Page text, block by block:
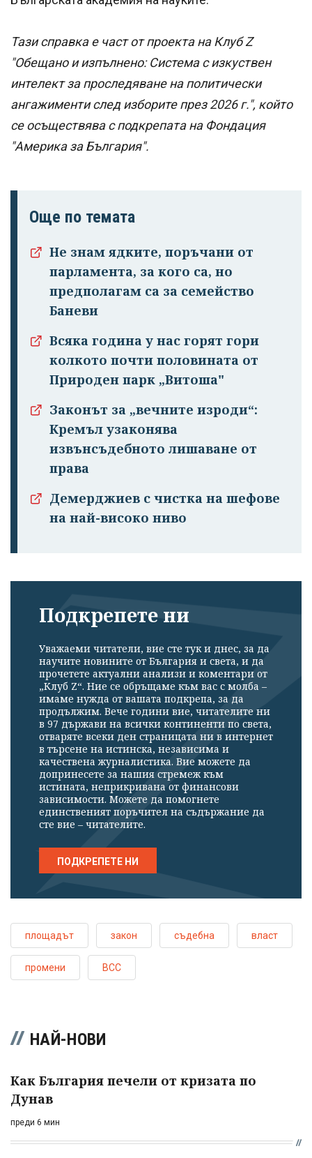
Тази справка е част от проекта на Клуб Z
"Обещано и изпълнено: Система с изкуствен
интелект за проследяване на политически
ангажименти след изборите през 2026 г.", който
се осъществява с подкрепата на Фондация
"Америка за България".
Още по темата
Не знам ядките, поръчани от
парламента, за кого са, но
предполагам са за семейство
Баневи
Всяка година у нас горят гори
колкото почти половината от
Природен парк „Витоша"
Законът за „вечните изроди“:
Кремъл узаконява
извънсъдебното лишаване от
права
Демерджиев с чистка на шефове
на най-високо ниво
Подкрепете ни
Уважаеми читатели, вие сте тук и днес, за да
научите новините от България и света, и да
прочетете актуални анализи и коментари от
„Клуб Z“. Ние се обръщаме към вас с молба –
имаме нужда от вашата подкрепа, за да
продължим. Вече години вие, читателите ни
в 97 държави на всички континенти по света,
отваряте всеки ден страницата ни в интернет
в търсене на истинска, независима и
качествена журналистика. Вие можете да
допринесете за нашия стремеж към
истината, неприкривана от финансови
зависимости. Можете да помогнете
единственият поръчител на съдържание да
сте вие – читателите.
ПОДКРЕПЕТЕ НИ
площадът закон съдебна власт
промени ВСС
НАЙ-НОВИ
Как България печели от кризата по
Дунав
преди 6 мин